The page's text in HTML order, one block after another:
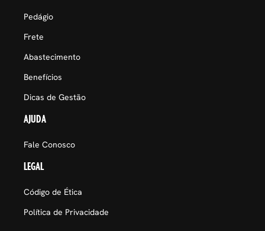
Pedágio
Frete
Abastecimento
Benefícios
Dicas de Gestão
AJUDA
Fale Conosco
LEGAL
Código de Ética
Política de Privacidade